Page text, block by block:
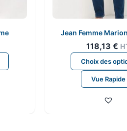
Ce
produit
Jean Femme
118,13 €
Choix des
Vue Rapide